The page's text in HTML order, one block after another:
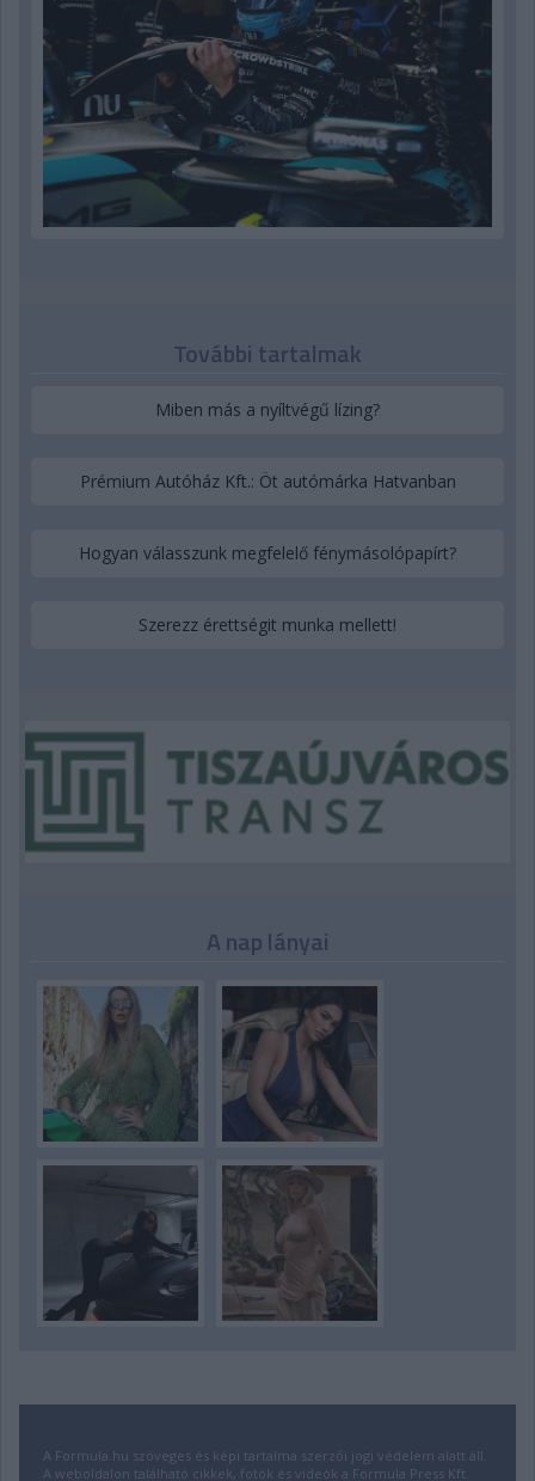
További tartalmak
Miben más a nyíltvégű lízing?
Prémium Autóház Kft.: Öt autómárka Hatvanban
Hogyan válasszunk megfelelő fénymásolópapírt?
Szerezz érettségit munka mellett!
A nap lányai
A Formula.hu szöveges és képi tartalma szerzői jogi védelem alatt áll.
A weboldalon található cikkek, fotók és videók a Formula Press Kft.